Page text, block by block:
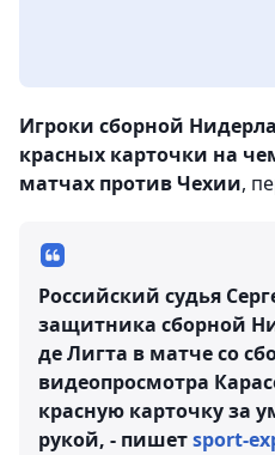
Игроки сборной
красных карточки на
матчах против Чехии,
Российский судья
защитника сборной
де Лигта в матче со
видеопросмотра
красную карточку за
рукой, - пишетsport-